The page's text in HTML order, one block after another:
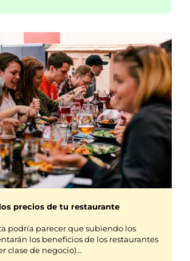
precios de tu restaurante
podría parecer que subiendo los
los beneficios de los restaurantes
clase de negocio)…